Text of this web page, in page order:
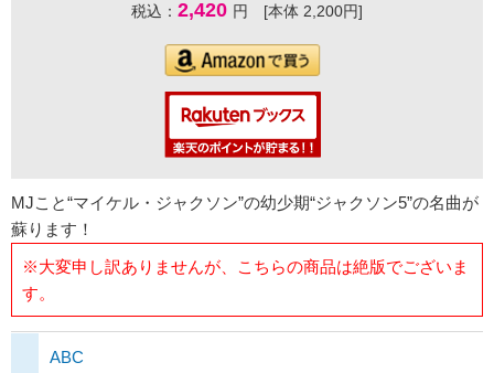
税込： 2,420 円 [本体 2,200円]
MJこと“マイケル・ジャクソン”の幼少期“ジャクソン5”の名曲が
蘇ります！
※大変申し訳ありませんが、こちらの商品は絶版でございま
す。
ABC